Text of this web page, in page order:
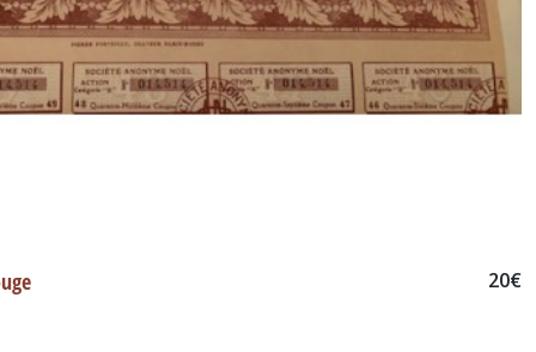
20€